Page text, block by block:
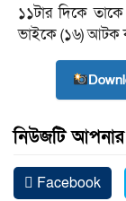
১১টার দিকে
ভাইকে (১৬) আটক
নিউজটি
Facebook